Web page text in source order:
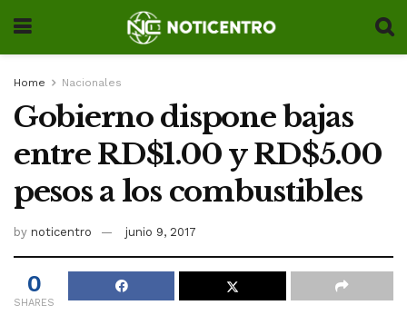
Home Nacionales
Gobierno dispone bajas
entre RD$1.00 y RD$5.00
pesos a los combustibles
by noticentro junio 9, 2017
0
SHARES